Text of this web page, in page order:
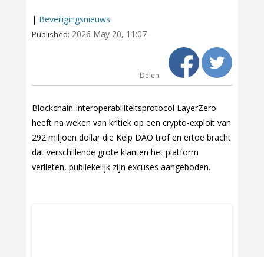
| Beveiligingsnieuws
Published: 2026 May 20, 11:07
Delen:
Blockchain-interoperabiliteitsprotocol LayerZero
heeft na weken van kritiek op een crypto-exploit van
292 miljoen dollar die Kelp DAO trof en ertoe bracht
dat verschillende grote klanten het platform
verlieten, publiekelijk zijn excuses aangeboden.